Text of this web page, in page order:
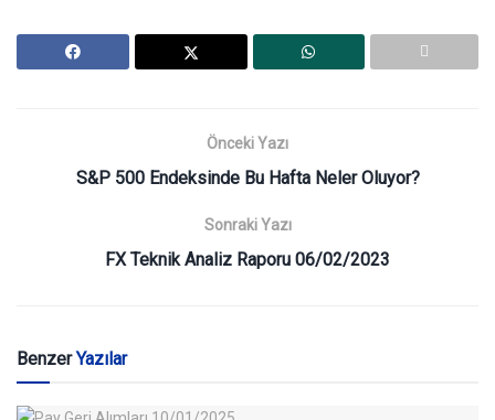
Önceki Yazı
S&P 500 Endeksinde Bu Hafta Neler Oluyor?
Sonraki Yazı
FX Teknik Analiz Raporu 06/02/2023
BenzerYazılar